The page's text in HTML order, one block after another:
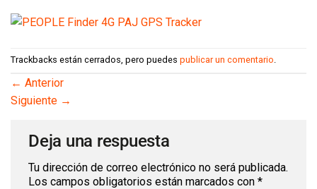
Trackbacks están cerrados, pero puedes publicar un comentario
← Anterior
Siguiente →
Deja una respuesta
Tu dirección de correo electrónico no será publicada.
Los campos obligatorios están marcados con *